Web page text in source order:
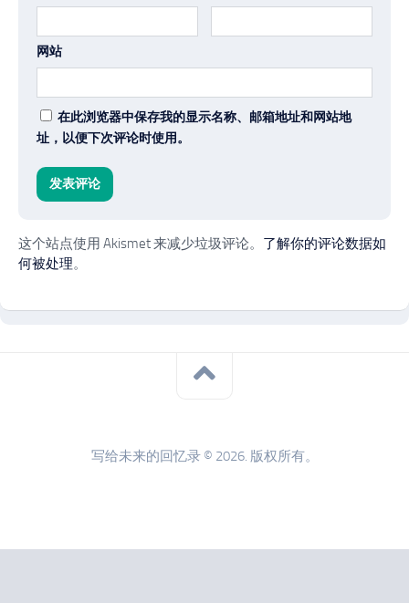
网站
在此浏览器中保存我的显示名称、邮箱地址和网站地
址，以便下次评论时使用。
这个站点使用 Akismet 来减少垃圾评论。 了解你的评论数据如
何被处理。
写给未来的回忆录 © 2026. 版权所有。